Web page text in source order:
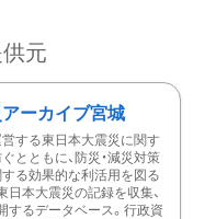
元
ーカイブ宮城
する東日本大震災に関す
とともに、防災・減災対策
る効果的な利活用を図る
日本大震災の記録を収集、
するデータベース。行政資